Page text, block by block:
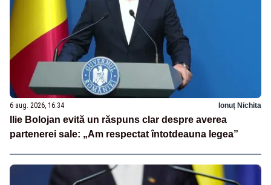
6 aug. 2026, 16:34 Ionuț Nichita
Ilie Bolojan evită un răspuns clar despre averea
partenerei sale: „Am respectat întotdeauna legea”